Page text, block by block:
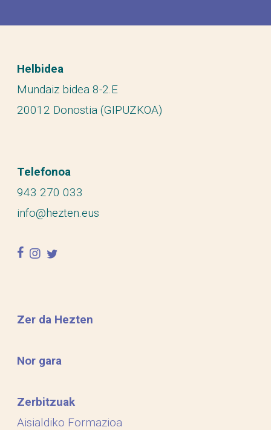
Helbidea
Mundaiz bidea 8-2.E
20012 Donostia (GIPUZKOA)
Telefonoa
943 270 033
info@hezten.eus
facebook
instagram
twitter
Zer da Hezten
Nor gara
Zerbitzuak
Aisialdiko Formazioa